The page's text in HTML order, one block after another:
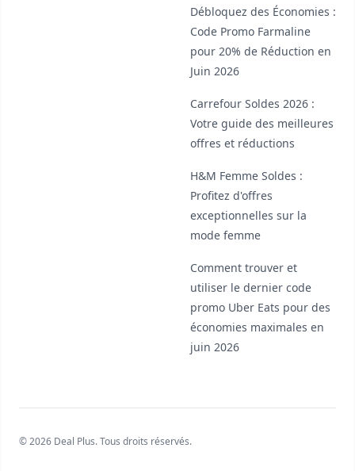
Débloquez des Économies :
Code Promo Farmaline
pour 20% de Réduction en
Juin 2026
Carrefour Soldes 2026 :
Votre guide des meilleures
offres et réductions
H&M Femme Soldes :
Profitez d'offres
exceptionnelles sur la
mode femme
Comment trouver et
utiliser le dernier code
promo Uber Eats pour des
économies maximales en
juin 2026
© 2026 Deal Plus. Tous droits réservés.